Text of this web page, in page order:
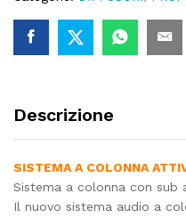
Descrizione
SISTEMA A COLONNA
Sistema a colonna con
Il nuovo sistema audio a